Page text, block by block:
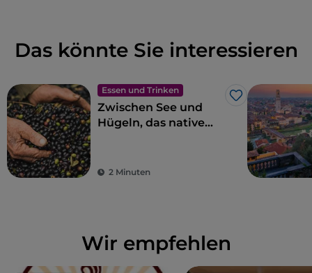
Das könnte Sie interessieren
Essen und Trinken
Like
Zwischen See und
Hügeln, das native
2 Minuten
Wir empfehlen